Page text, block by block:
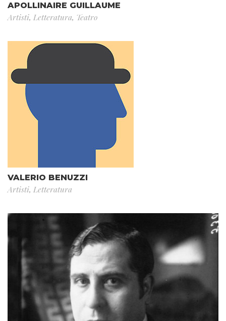
APOLLINAIRE GUILLAUME
Artisti, Letteratura, Teatro
VALERIO BENUZZI
Artisti, Letteratura